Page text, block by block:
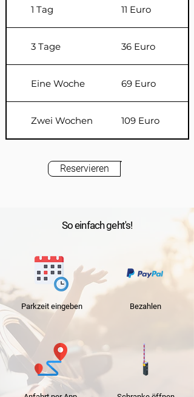
1 Tag 11 Euro
3 Tage 36 Euro
Eine Woche 69 Euro
Zwei Wochen 109 Euro
Reservieren
So einfach geht's!
Parkzeit eingeben Bezahlen